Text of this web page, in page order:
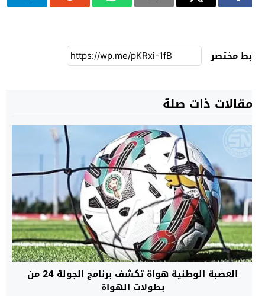
مختصر
ذات صلة
العصبة الوطنية هواة تكشف برنامج الجولة 24 من
بطولات الهواة